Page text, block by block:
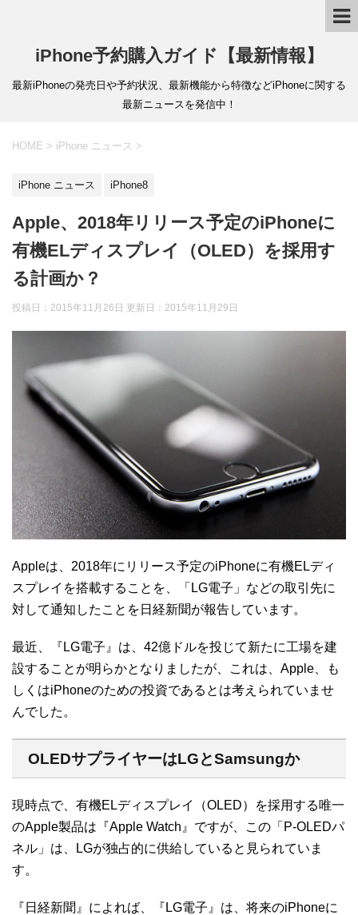
iPhone予約購入ガイド【最新情報】
最新iPhoneの発売日や予約状況、最新機能から特徴などiPhoneに関する
最新ニュースを発信中！
HOME > iPhone ニュース >
iPhone ニュース iPhone8
Apple、2018年リリース予定のiPhoneに
有機ELディスプレイ（OLED）を採用す
る計画か？
投稿日：2015年11月26日 更新日： 2015年11月29日
Appleは、2018年にリリース予定のiPhoneに有機ELディ
スプレイを搭載することを、「LG電子」などの取引先に
対して通知したことを日経新聞が報告しています。
最近、『LG電子』は、42億ドルを投じて新たに工場を建
設することが明らかとなりましたが、これは、Apple、も
しくはiPhoneのための投資であるとは考えられていませ
んでした。
OLEDサプライヤーはLGとSamsungか
現時点で、有機ELディスプレイ（OLED）を採用する唯一
のApple製品は『Apple Watch』ですが、この「P-OLEDパ
ネル」は、LGが独占的に供給していると見られていま
す。
『日経新聞』によれば、『LG電子』は、将来のiPhoneに